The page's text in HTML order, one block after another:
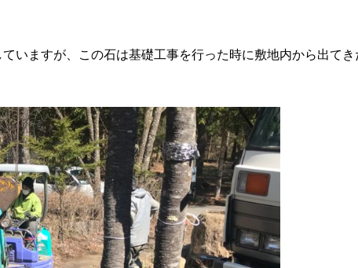
いますが、この石は基礎工事を行った時に敷地内から出てき